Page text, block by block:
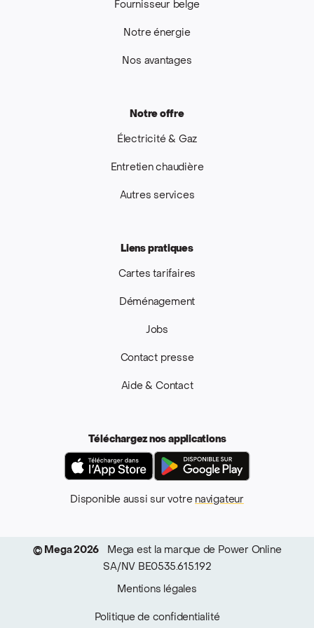
Fournisseur belge
Notre énergie
Nos avantages
Notre offre
Électricité & Gaz
Entretien chaudière
Autres services
Liens pratiques
Cartes tarifaires
Déménagement
Jobs
Contact presse
Aide & Contact
Téléchargez nos applications
App Store
Disponible aussi sur votre navigateur
© Mega 2026
Mega est la marque de Power Online
SA/NV BE0535.615.192
Mentions légales
Politique de confidentialité